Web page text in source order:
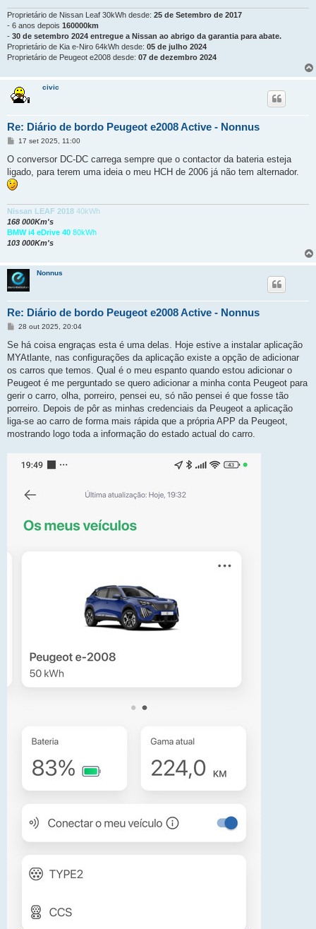
Proprietário de Nissan Leaf 30kWh desde: 25 de Setembro de 2017
- 6 anos depois 160000km
- 30 de setembro 2024 entregue a Nissan ao abrigo da garantia para abate.
Proprietário de Kia e-Niro 64kWh desde: 05 de julho 2024
Proprietário de Peugeot e2008 desde: 07 de dezembro 2024
civic
Re: Diário de bordo Peugeot e2008 Active - Nonnus
M
n
a
g
e
17 set 2025, 11:00
O conversor DC-DC carrega sempre que o contactor da bateria esteja
ligado, para terem uma ideia o meu HCH de 2006 já não tem alternador.
Nissan LEAF 2018 40kWh
168 000Km's
BMW i4 eDrive 40 80kWh
103 000Km's
Nonnus
Re: Diário de bordo Peugeot e2008 Active - Nonnus
M
n
a
g
m
28 out 2025, 20:04
Se há coisa engraças esta é uma delas. Hoje estive a instalar aplicação
MYAtlante, nas configurações da aplicação existe a opção de adicionar
os carros que temos. Qual é o meu espanto quando estou adicionar o
Peugeot é me perguntado se quero adicionar a minha conta Peugeot para
gerir o carro, olha, porreiro, pensei eu, só não pensei é que fosse tão
porreiro. Depois de pôr as minhas credenciais da Peugeot a aplicação
liga-se ao carro de forma mais rápida que a própria APP da Peugeot,
mostrando logo toda a informação do estado actual do carro.